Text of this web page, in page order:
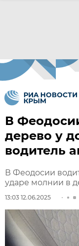
В
дерево у
водитель
В Феодосии
ударе молнии в
13:03 12.06.2025